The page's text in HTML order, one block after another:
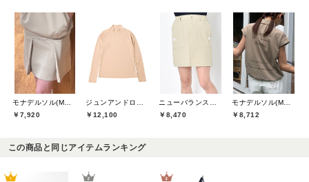
￥7,920
￥12,100
￥8,470
￥8,712
この商品と同じアイテムランキング